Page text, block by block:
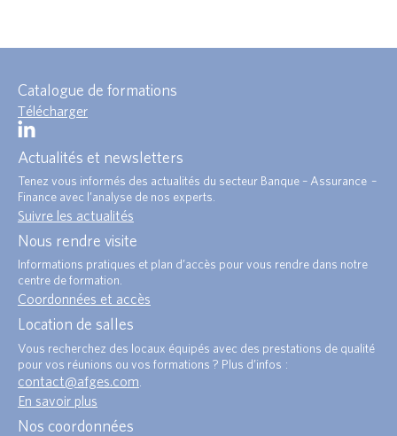
Catalogue de formations
Télécharger
Actualités et newsletters
Tenez vous informés des actualités du secteur Banque – Assurance –
Finance avec l’analyse de nos experts.
Suivre les actualités
Nous rendre visite
Informations pratiques et plan d’accès pour vous rendre dans notre
centre de formation.
Coordonnées et accès
Location de salles
Vous recherchez des locaux équipés avec des prestations de qualité
pour vos réunions ou vos formations ? Plus d’infos :
contact@afges.com
En savoir plus
Nos coordonnées